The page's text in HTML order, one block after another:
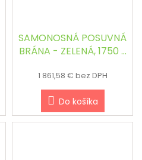
SAMONOSNÁ POSUVNÁ
BRÁNA - ZELENÁ, 1750 x
1 861,58 € bez DPH
Do košíka